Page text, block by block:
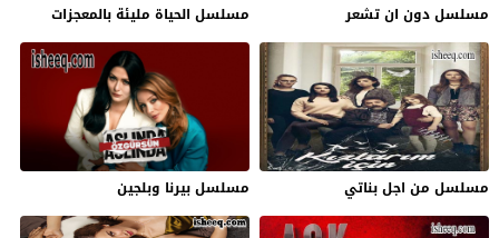
مسلسل دون ان تشعر مسلسل الحياة مليئة بالمعجزات
مسلسل من اجل بناتي مسلسل بيرنا وبلجين